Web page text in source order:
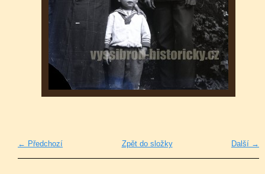
← Předchozí Další →
Zpět do složky